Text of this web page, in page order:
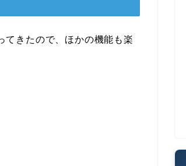
てきたので、ほかの機能も楽